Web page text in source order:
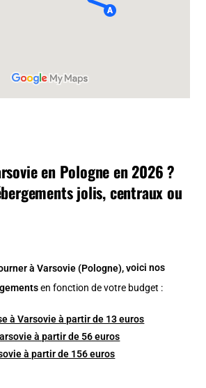
en Pologne en 2026 ?
jolis, centraux ou
à Varsovie (Pologne), voici nos
en fonction de votre budget :
à Varsovie à partir de 13 euros
à partir de 56 euros
à partir de 156 euros